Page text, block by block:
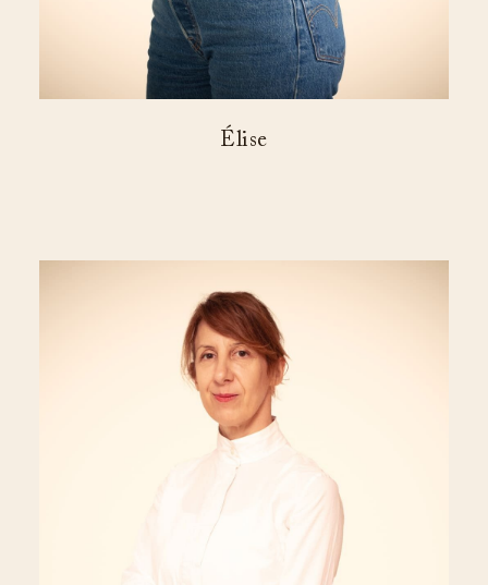
Élise